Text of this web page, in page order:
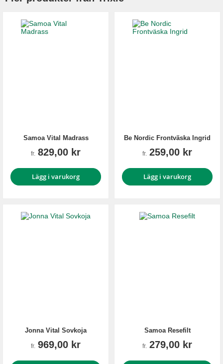
Samoa Vital Madrass
fr. 829,00 kr
Lägg i varukorg
Be Nordic Frontväska Ingrid
fr. 259,00 kr
Lägg i varukorg
Jonna Vital Sovkoja
fr. 969,00 kr
Samoa Resefilt
fr. 279,00 kr